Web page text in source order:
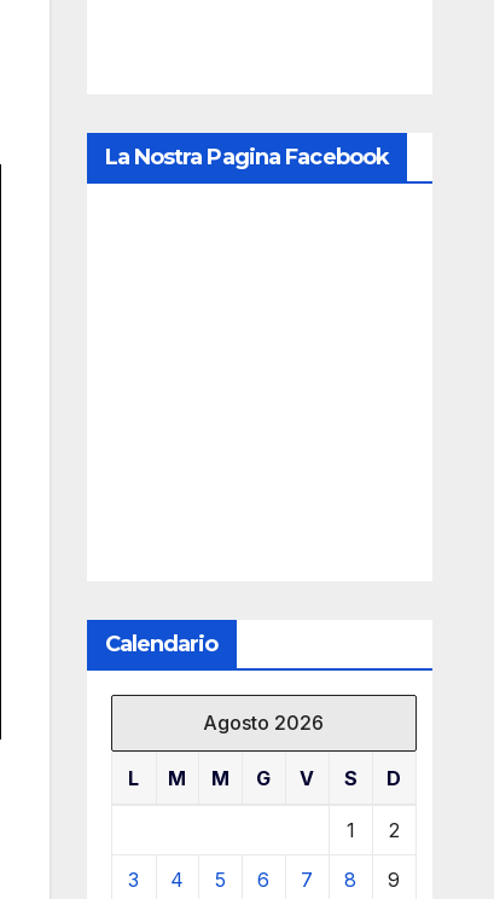
La Nostra Pagina Facebook
Calendario
Agosto 2026
L M M G V S D
1 2
3 4 5 6 7 8 9